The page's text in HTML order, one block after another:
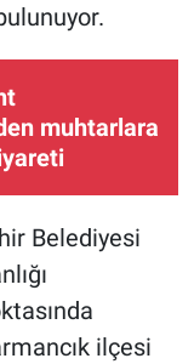
muhtarlara
Belediyesi
ilçesi